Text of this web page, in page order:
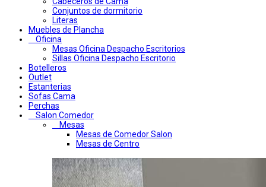
Conjuntos de dormitorio
Literas
Muebles de Plancha
Oficina
Mesas Oficina Despacho Escritorios
Sillas Oficina Despacho Escritorio
Botelleros
Outlet
Estanterias
Sofas Cama
Perchas
Salon Comedor
Mesas
Mesas de Comedor Salon
Mesas de Centro